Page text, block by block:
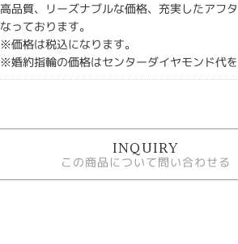
高品質、リーズナブルな価格、充実したアフ
なっております。
※価格は税込になります。
※婚約指輪の価格はセンターダイヤモンド代を
INQUIRY
この商品について問い合わせる